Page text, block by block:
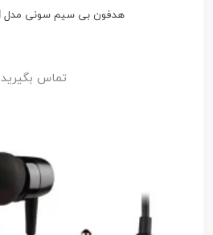
هدفون بی سیم سونی مدل WH-CH710N
تماس بگیرید